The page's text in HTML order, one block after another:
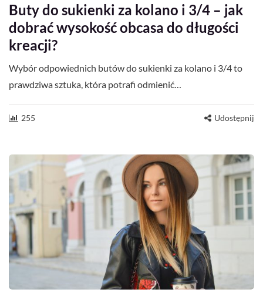
Buty do sukienki za kolano i 3/4 – jak
dobrać wysokość obcasa do długości
kreacji?
Wybór odpowiednich butów do sukienki za kolano i 3/4 to
prawdziwa sztuka, która potrafi odmienić…
255 Udostępnij